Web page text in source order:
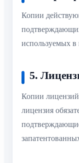
Копии
используемых в
5.
Копии лицензий
лицензия